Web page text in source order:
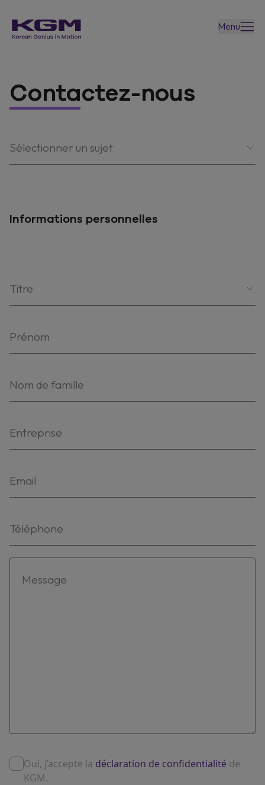
Menu
Contactez-nous
Sélectionner un sujet
Informations personnelles
Titre
Oui, j’accepte la déclaration de confidentialité de
KGM.